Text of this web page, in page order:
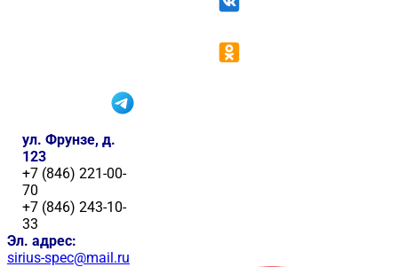
ул. Фрунзе, д.
123
+7 (846) 221-00-
70
+7 (846) 243-10-
33
Эл. адрес:
sirius-spec@mail.ru